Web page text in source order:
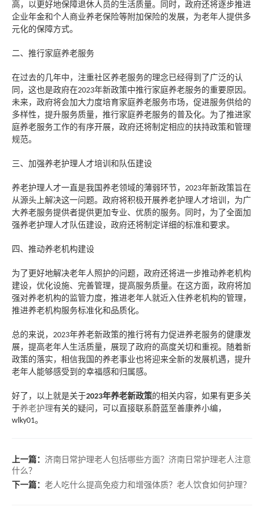
高，以更好地保障退休人员的生活质量。同时，政府还将逐步推进
企业年金和个人商业养老保险等附加保险的发展，为老年人提供多
元化的保障方式。
二、推行家庭养老服务
在过去的几年中，注重社区养老服务的理念已经得到了广泛的认
同，这也是政府在2023年新政策中推行家庭养老服务的重要原因。
未来，政府将会加大力度培育家庭养老服务市场，促进服务供给的
多样性，提升服务质量，推行家庭养老服务的普及化。为了推进家
庭养老服务工作的有序开展，政府还将制定相应的扶持政策和管理
规范。
三、加强养老护理人才培训和队伍建设
养老护理人才一直是我国养老领域的薄弱环节， 2023年新政策旨在
从源头上解决这一问题。政府将积极开展养老护理人才培训，为广
大养老服务提供者提供更加专业、优质的服务。同时，为了全面加
强养老护理人才队伍建设，政府还将制定详细的标准和要求。
四、推动养老机构建设
为了更好地解决老年人照护的问题，政府还将进一步推动养老机构
建设，优化设施、完善管理，提高服务质量。在这方面，政府将加
强对养老机构的监管力度，推进老年人就近入住养老机构的管理，
推进养老机构服务标准化和品质化。
总的来说， 2023年养老新政策的推行将有力促进养老服务的健康发
展，提高老年人生活质量，展现了政府的高度关切和重视。随着新
政策的落实，相信我国的养老事业也将迎来全新的发展机遇，提升
老年人能够感受到的幸福感和归属感。
好了，以上就是关于2023年养老新政策的相关内容，如果有更多关
于养老护理有关的疑问，可以直接联系蔚蓝至善康养小编，
wlky01。
上一篇： 济南日常护理老人包括哪些方面？济南日常护理老人注意
什么？
下一篇： 老人吃什么提高免疫力和增强体质？老人饮食如何护理？